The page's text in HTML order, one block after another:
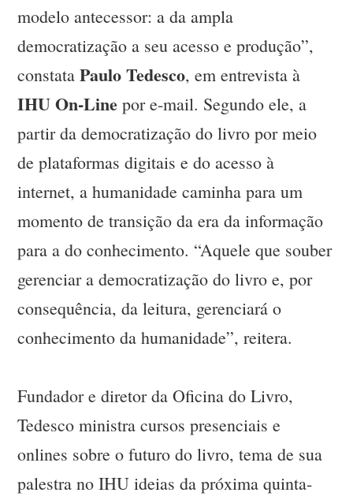
modelo antecessor: a da ampla
democratização a seu acesso e produção”,
constataPaulo Tedesco, em entrevista à
IHU On-Line por e-mail. Segundo ele, a
partir da democratização do livro por meio
de plataformas digitais e do acesso à
internet, a humanidade caminha para um
momento de transição da era da informação
para a do conhecimento. “Aquele que souber
gerenciar a democratização do livro e, por
consequência, da leitura, gerenciará o
conhecimento da humanidade”, reitera.
Fundador e diretor da Oficina do Livro,
Tedesco ministra cursos presenciais e
onlines sobre o futuro do livro, tema de sua
palestra no IHU ideias da próxima quinta-